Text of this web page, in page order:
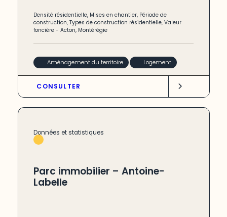
Densité résidentielle, Mises en chantier, Période de
construction,Types de construction résidentielle,Valeur
foncière -Acton, Montérégie
Aménagement du territoire Logement
CONSULTER
Données et statistiques
Parc immobilier – Antoine-
Labelle